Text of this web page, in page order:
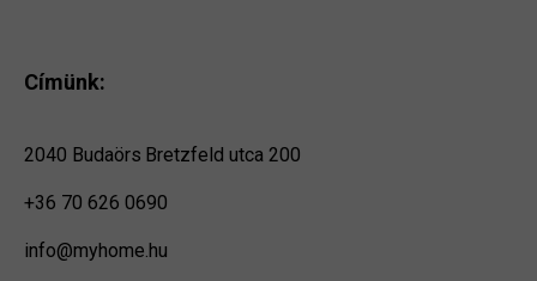
Címünk:
2040 Budaörs Bretzfeld utca 200
+36 70 626 0690
info@myhome.hu